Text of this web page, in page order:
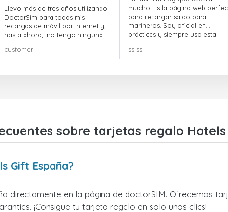
Llevo más de tres años utilizando
DoctorSim para todas mis
recargas de móvil por Internet y,
hasta ahora, ¡no tengo ninguna
customer
mucho. Es la página web
para recargar saldo para
marineros. Soy oficial en
prácticas y siempre uso esta
ss ss
sobre tarjetas regalo Hotels
Gift España?
directamente en la página de doctorSIM. Ofrecemos
¡Consigue tu tarjeta regalo en solo unos clics!